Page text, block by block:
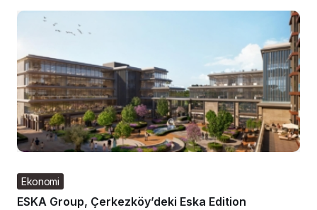
Ekonomi
ESKA Group, Çerkezköy’deki Eska Edition